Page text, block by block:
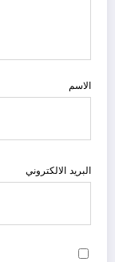
الاسم
البريد الالكتروني